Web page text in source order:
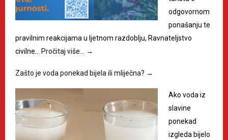
odgovornom
ponašanju te
pravilnim reakcijama u ljetnom razdoblju, Ravnateljstvo
civilne…
Pročitaj više… →
Zašto je voda ponekad bijela ili mliječna? →
Ako voda iz
slavine
ponekad
izgleda bijelo